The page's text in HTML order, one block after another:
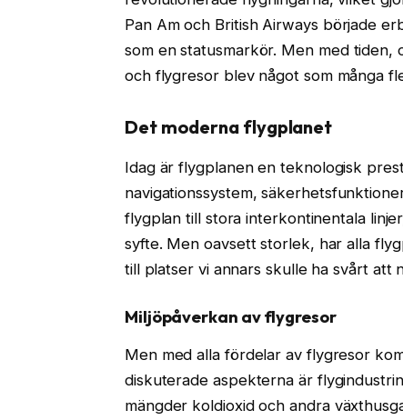
Pan Am och British Airways började
som en statusmarkör. Men med
och flygresor blev något som många
Det moderna flygplanet
Idag är flygplanen en teknologisk
navigationssystem,
flygplan till stora interkontinentala
syfte. Men oavsett storlek, har alla
till platser vi annars skulle ha svårt att
Miljöpåverkan av flygresor
Men med alla fördelar av flygresor
diskuterade aspekterna är
mängder koldioxid och andra